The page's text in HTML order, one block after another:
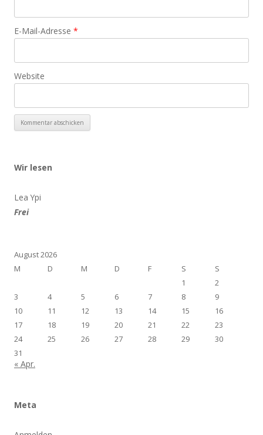
E-Mail-Adresse *
Website
Wir lesen
Lea Ypi
Frei
August 2026
M
D M D F S
S
1
2
3
4 5 6 7 8
9
10
11 12 13 14 15
16
17
18 19 20 21 22
23
24
25 26 27 28 29
30
31
« Apr.
Meta